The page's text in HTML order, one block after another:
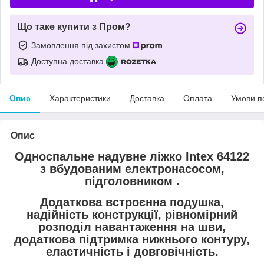
Що таке купити з Пром?
Замовлення під захистом
Доступна доставка
Опис Характеристики Доставка Оплата Умови
Опис
Односпальне надувне ліжко Intex 64122
з вбудованим електронасосом,
підголовником .
Додаткова встроєнна подушка,
надійність конструкції, рівномірний
розподіл навантаження на шви,
додаткова підтримка нижнього контуру,
еластичність і довговічність.